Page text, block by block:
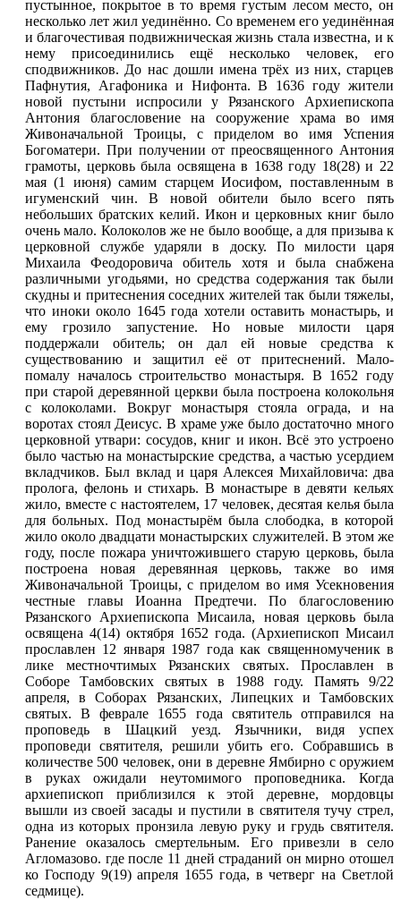
пустынное, покрытое в то время густым лесом место, он
несколько лет жил уединённо. Со временем его уединённая
и благочестивая подвижническая жизнь стала известна, и к
нему присоединились ещё несколько человек, его
сподвижников. До нас дошли имена трёх из них, старцев
Пафнутия, Агафоника и Нифонта. В 1636 году жители
новой пустыни испросили у Рязанского Архиепископа
Антония благословение на сооружение храма во имя
Живоначальной Троицы, с приделом во имя Успения
Богоматери. При получении от преосвященного Антония
грамоты, церковь была освящена в 1638 году 18(28) и 22
мая (1 июня) самим старцем Иосифом, поставленным в
игуменский чин. В новой обители было всего пять
небольших братских келий. Икон и церковных книг было
очень мало. Колоколов же не было вообще, а для призыва к
церковной службе ударяли в доску. По милости царя
Михаила Феодоровича обитель хотя и была снабжена
различными угодьями, но средства содержания так были
скудны и притеснения соседних жителей так были тяжелы,
что иноки около 1645 года хотели оставить монастырь, и
ему грозило запустение. Но новые милости царя
поддержали обитель; он дал ей новые средства к
существованию и защитил её от притеснений. Мало-
помалу началось строительство монастыря. В 1652 году
при старой деревянной церкви была построена колокольня
с колоколами. Вокруг монастыря стояла ограда, и на
воротах стоял Деисус. В храме уже было достаточно много
церковной утвари: сосудов, книг и икон. Всё это устроено
было частью на монастырские средства, а частью усердием
вкладчиков. Был вклад и царя Алексея Михайловича: два
пролога, фелонь и стихарь. В монастыре в девяти кельях
жило, вместе с настоятелем, 17 человек, десятая келья была
для больных. Под монастырём была слободка, в которой
жило около двадцати монастырских служителей. В этом же
году, после пожара уничтожившего старую церковь, была
построена новая деревянная церковь, также во имя
Живоначальной Троицы, с приделом во имя Усекновения
честные главы Иоанна Предтечи. По благословению
Рязанского Архиепископа Мисаила, новая церковь была
освящена 4(14) октября 1652 года. (Архиепископ Мисаил
прославлен 12 января 1987 года как священномученик в
лике местночтимых Рязанских святых. Прославлен в
Соборе Тамбовских святых в 1988 году. Память 9/22
апреля, в Соборах Рязанских, Липецких и Тамбовских
святых. В феврале 1655 года святитель отправился на
проповедь в Шацкий уезд. Язычники, видя успех
проповеди святителя, решили убить его. Собравшись в
количестве 500 человек, они в деревне Ямбирно с оружием
в руках ожидали неутомимого проповедника. Когда
архиепископ приблизился к этой деревне, мордовцы
вышли из своей засады и пустили в святителя тучу стрел,
одна из которых пронзила левую руку и грудь святителя.
Ранение оказалось смертельным. Его привезли в село
Агломазово. где после 11 дней страданий он мирно отошел
ко Господу 9(19) апреля 1655 года, в четверг на Светлой
седмице).